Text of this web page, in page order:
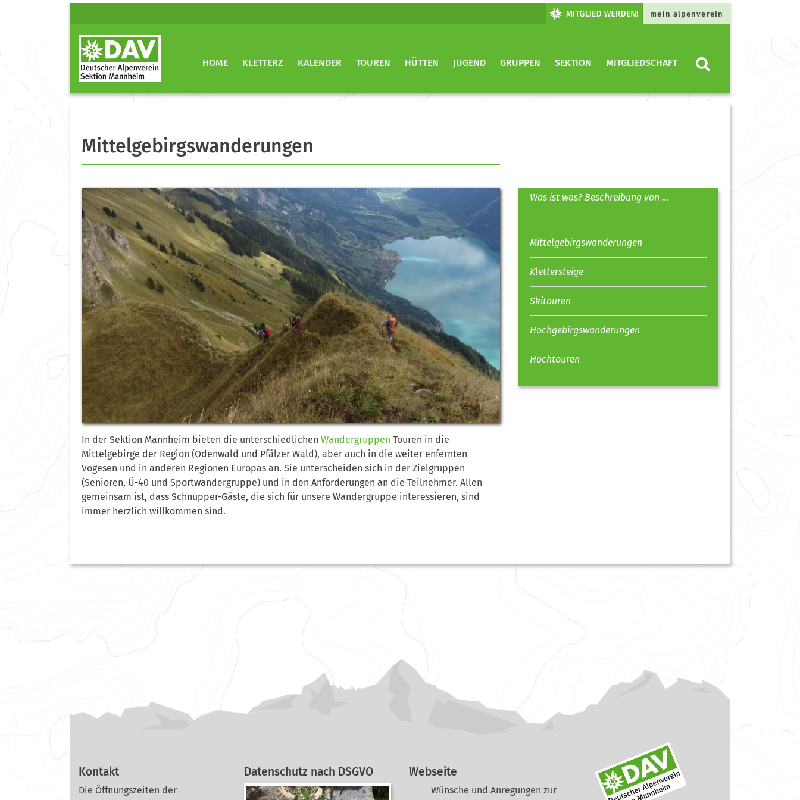
mein alpenverein
HOME KLETTERZ KALENDER TOUREN HÜTTEN JUGEND GRUPPEN SEKTION MITGLIEDSCHAFT
Mittelgebirgswanderungen
In der Sektion Mannheim bieten die unterschiedlichen Wandergruppen Touren in die
Mittelgebirge der Region (Odenwald und Pfälzer Wald), aber auch in die weiter enfernten
Vogesen und in anderen Regionen Europas an. Sie unterscheiden sich in der Zielgruppen
(Senioren, Ü-40 und Sportwandergruppe) und in den Anforderungen an die Teilnehmer. Allen
gemeinsam ist, dass Schnupper-Gäste, die sich für unsere Wandergruppe interessieren, sind
immer herzlich willkommen sind.
Was ist was? Beschreibung von ...
Mittelgebirgswanderungen
Klettersteige
Skitouren
Hochgebirgswanderungen
Hochtouren
Kontakt
Die Öffnungszeiten der
Datenschutz nach DSGVO Webseite
Wünsche und Anregungen zur